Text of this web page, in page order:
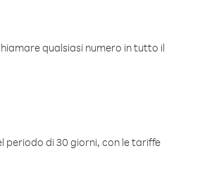
qualsiasi numero in tutto il
periodo di 30 giorni, con le tariffe